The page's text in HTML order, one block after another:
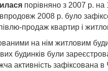
порівняно з 2007 р.
2008 р. було
продаж квартир і
на нім житловим
будинків були
активність зафіксована